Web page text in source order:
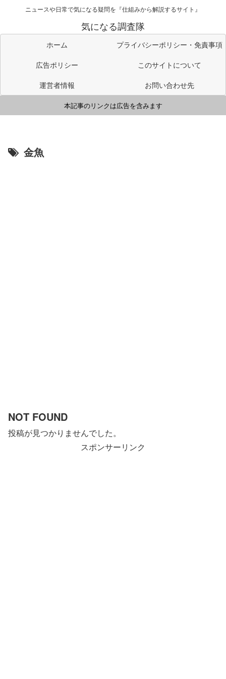
ニュースや日常で気になる疑問を『仕組みから解説するサイト』
気になる調査隊
ホーム
プライバシーポリシー・免責事項
広告ポリシー
このサイトについて
運営者情報
お問い合わせ先
本記事のリンクは広告を含みます
金魚
NOT FOUND
投稿が見つかりませんでした。
スポンサーリンク